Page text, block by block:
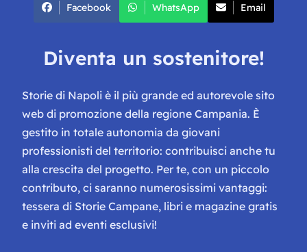
Facebook WhatsApp Email
Diventa un sostenitore!
Storie di Napoli è il più grande ed autorevole sito
web di promozione della regione Campania. È
gestito in totale autonomia da giovani
professionisti del territorio: contribuisci anche tu
alla crescita del progetto. Per te, con un piccolo
contributo, ci saranno numerosissimi vantaggi:
tessera di Storie Campane, libri e magazine gratis
e inviti ad eventi esclusivi!